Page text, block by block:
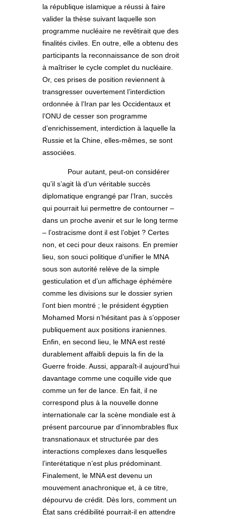
la république islamique a réussi à faire
valider la thèse suivant laquelle son
programme nucléaire ne revêtirait que des
finalités civiles. En outre, elle a obtenu des
participants la reconnaissance de son droit
à maîtriser le cycle complet du nucléaire.
Or, ces prises de position reviennent à
transgresser ouvertement l’interdiction
ordonnée à l’Iran par les Occidentaux et
l’ONU de cesser son programme
d’enrichissement, interdiction à laquelle la
Russie et la Chine, elles-mêmes, se sont
associées.
Pour autant, peut-on considérer
qu’il s’agit là d’un véritable succès
diplomatique engrangé par l’Iran, succès
qui pourrait lui permettre de contourner –
dans un proche avenir et sur le long terme
– l’ostracisme dont il est l’objet ? Certes
non, et ceci pour deux raisons. En premier
lieu, son souci politique d’unifier le MNA
sous son autorité relève de la simple
gesticulation et d’un affichage éphémère
comme les divisions sur le dossier syrien
l’ont bien montré ; le président égyptien
Mohamed Morsi n’hésitant pas à s’opposer
publiquement aux positions iraniennes.
Enfin, en second lieu, le MNA est resté
durablement affaibli depuis la fin de la
Guerre froide. Aussi, apparaît-il aujourd’hui
davantage comme une coquille vide que
comme un fer de lance. En fait, il ne
correspond plus à la nouvelle donne
internationale car la scène mondiale est à
présent parcourue par d’innombrables flux
transnationaux et structurée par des
interactions complexes dans lesquelles
l’interétatique n’est plus prédominant.
Finalement, le MNA est devenu un
mouvement anachronique et, à ce titre,
dépourvu de crédit. Dès lors, comment un
État sans crédibilité pourrait-il en attendre